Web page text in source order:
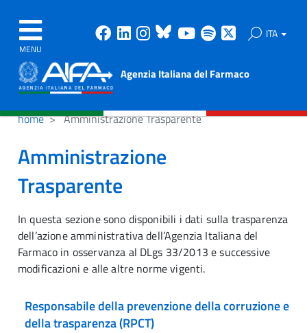
MENU
Facebook
Linkedin
Instagram
Bluesky
Youtube
Spotify ITA
Agenzia Italiana del Farmaco
home Amministrazione Trasparente
Amministrazione
Trasparente
In questa sezione sono disponibili i dati sulla trasparenza
dell’azione amministrativa dell’Agenzia Italiana del
Farmaco in osservanza al DLgs 33/2013 e successive
modificazioni e alle altre norme vigenti.
Responsabile della prevenzione della corruzione e
della trasparenza (RPCT)